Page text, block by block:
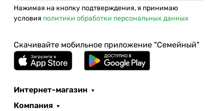
Нажимая на кнопку подтверждения, я принимаю
условия политики обработки персональных данных
Скачивайте мобильное приложение "Семейный"
Интернет-магазин
Компания